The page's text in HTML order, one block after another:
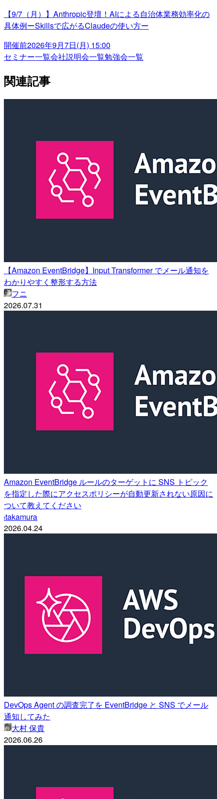
【9/7（月）】Anthropic登壇！AIによる自治体業務効率化の
具体例ーSkillsで広がるClaudeの使い方ー
開催前2026年9月7日(月) 15:00
セミナー一覧会社説明会一覧勉強会一覧
関連記事
【Amazon EventBridge】Input Transformer でメール通知を
わかりやすく整形する方法
フニ
2026.07.31
Amazon EventBridge ルールのターゲットに SNS トピック
を指定した際にアクセスポリシーが自動更新されない原因に
ついて教えてください
ttakamura
2026.04.24
DevOps Agent の調査完了を EventBridge と SNS でメール
通知してみた
大村 保貴
2026.06.26